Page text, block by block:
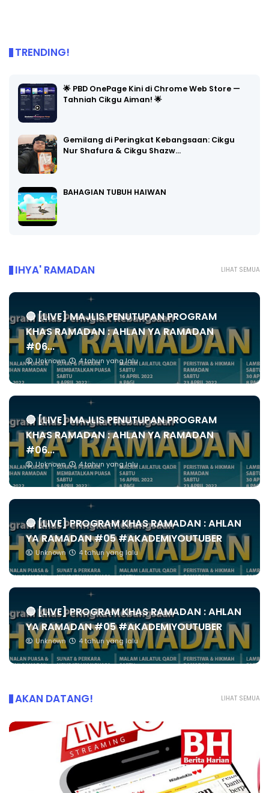
TRENDING!
🌟 PBD OnePage Kini di Chrome Web Store —
Tahniah Cikgu Aiman! 🌟
Gemilang di Peringkat Kebangsaan: Cikgu
Nur Shafura & Cikgu Shazw…
BAHAGIAN TUBUH HAIWAN
LIHAT SEMUA
IHYA' RAMADAN
🔴 [LIVE] MAJLIS PENUTUPAN PROGRAM
KHAS RAMADAN : AHLAN YA RAMADAN
#06...
Unknown 4 tahun yang lalu
🔴 [LIVE] MAJLIS PENUTUPAN PROGRAM
KHAS RAMADAN : AHLAN YA RAMADAN
#06...
Unknown 4 tahun yang lalu
🔴 [LIVE] PROGRAM KHAS RAMADAN : AHLAN
YA RAMADAN #05 #AKADEMIYOUTUBER
Unknown 4 tahun yang lalu
🔴 [LIVE] PROGRAM KHAS RAMADAN : AHLAN
YA RAMADAN #05 #AKADEMIYOUTUBER
Unknown 4 tahun yang lalu
LIHAT SEMUA
AKAN DATANG!